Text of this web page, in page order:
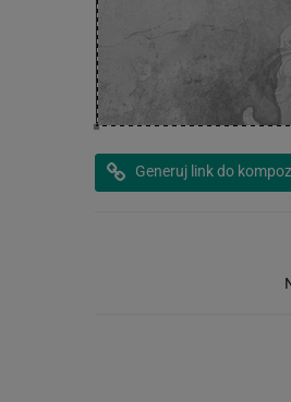
Generuj link do